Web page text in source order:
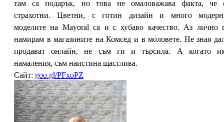
там са подарък, но това не омаловажава факта, че
страхотни. Цветни, с готин дизайн и много
моделите на Mayoral са и с хубаво качество. Аз лично
намирам в магазините на Комсед и в моловете. Не зная
продават онлайн, не съм ги и търсила. А когато
намаления, съм наистина щастлива.
Сайт: goo.gl/PFxoPZ